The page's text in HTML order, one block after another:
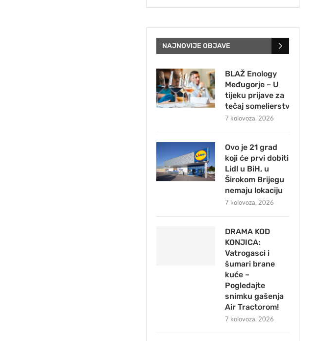
NAJNOVIJE OBJAVE
BLAŽ Enology
Međugorje – U
tijeku prijave za
tečaj somelierstva
7 kolovoza, 2026
Ovo je 21 grad
koji će prvi dobiti
Lidl u BiH, u
Širokom Brijegu
nemaju lokaciju
7 kolovoza, 2026
DRAMA KOD
KONJICA:
Vatrogasci i
šumari brane
kuće –
Pogledajte
snimku gašenja
Air Tractorom!
7 kolovoza, 2026